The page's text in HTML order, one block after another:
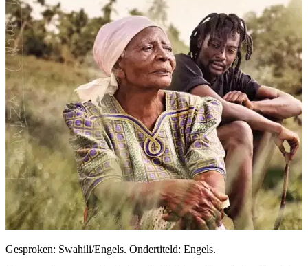
Gesproken: Swahili/Engels. Ondertiteld: Engels.